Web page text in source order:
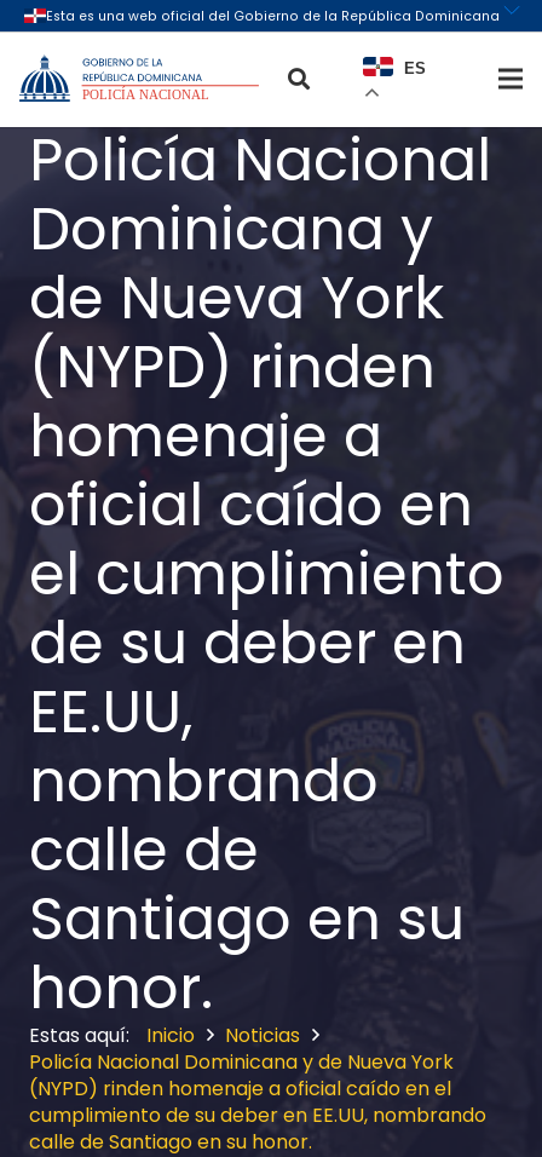
ES
Policía Nacional
Dominicana y
de Nueva York
(NYPD) rinden
homenaje a
oficial caído en
el cumplimiento
de su deber en
EE.UU,
nombrando
calle de
Santiago en su
honor.
Inicio
Noticias
Policía Nacional Dominicana y de Nueva York
(NYPD) rinden homenaje a oficial caído en el
cumplimiento de su deber en EE.UU, nombrando
calle de Santiago en su honor.